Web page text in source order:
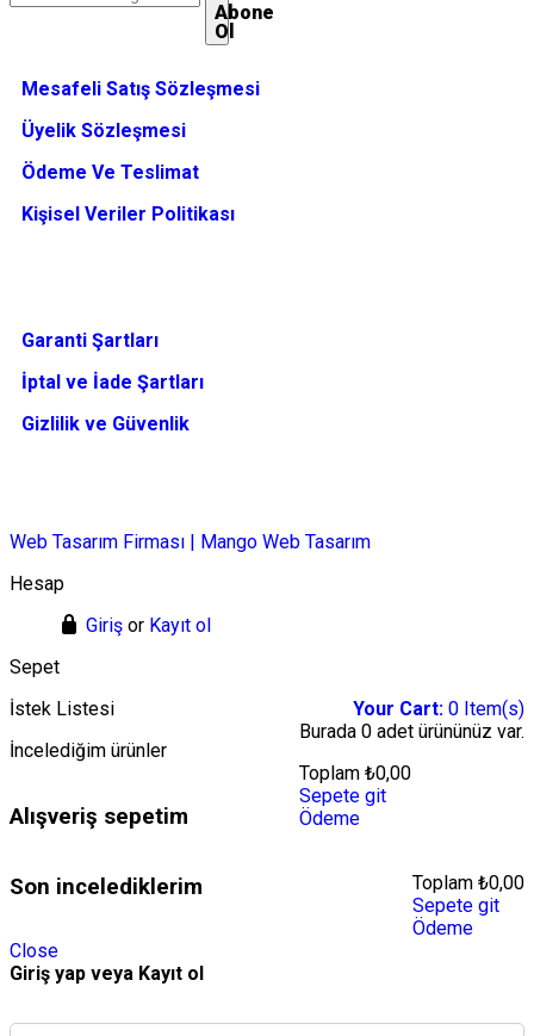
Abone
Ol
Mesafeli Satış Sözleşmesi
Üyelik Sözleşmesi
Ödeme Ve Teslimat
Kişisel Veriler Politikası
Garanti Şartları
İptal ve İade Şartları
Gizlilik ve Güvenlik
Web Tasarım Firması | Mango Web Tasarım
Hesap
Giriş or Kayıt ol
Sepet
Your Cart: 0 Item(s)
Burada 0 adet ürününüz var.
Toplam ₺0,00
Sepete git
Ödeme
İstek Listesi
İncelediğim ürünler
Alışveriş sepetim
Toplam ₺0,00
Sepete git
Ödeme
Son incelediklerim
Close
Giriş yap veya Kayıt ol